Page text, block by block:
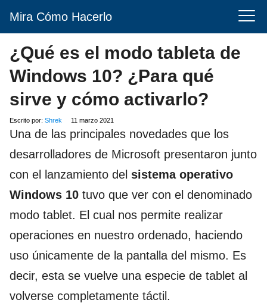
Mira Cómo Hacerlo
¿Qué es el modo tableta de
Windows 10? ¿Para qué
sirve y cómo activarlo?
Escrito por: Shrek 11 marzo 2021
Una de las principales novedades que los
desarrolladores de Microsoft presentaron junto
con el lanzamiento del sistema operativo
Windows 10 tuvo que ver con el denominado
modo tablet. El cual nos permite realizar
operaciones en nuestro ordenado, haciendo
uso únicamente de la pantalla del mismo. Es
decir, esta se vuelve una especie de tablet al
volverse completamente táctil.